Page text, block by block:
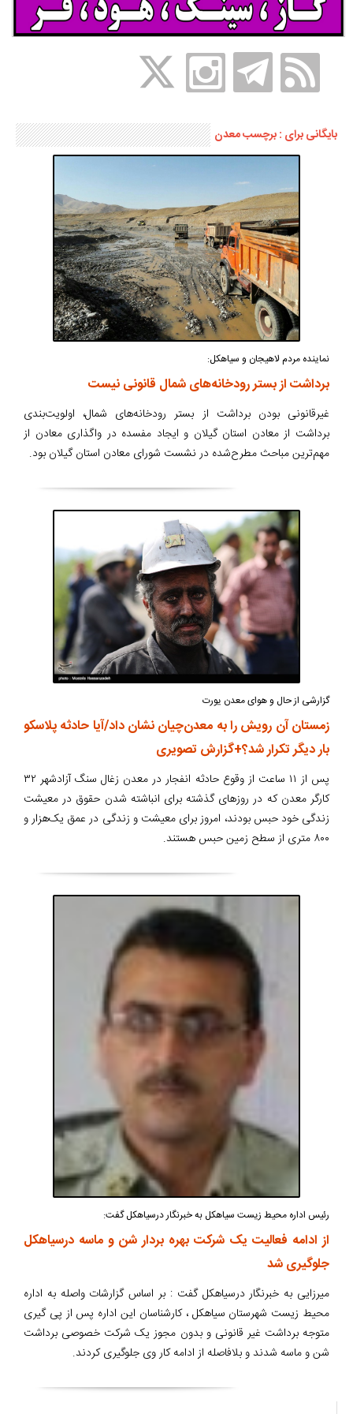
بایگانی برای : برچسب معدن
نماینده مردم لاهیجان و سیاهکل:
برداشت از بستر رودخانه‌های شمال قانونی نیست
غیرقانونی بودن برداشت از بستر رودخانه‌های شمال، اولویت‌بندی
برداشت از معادن استان گیلان و ایجاد مفسده در واگذاری معادن از
مهم‌ترین مباحث مطرح‌شده در نشست شورای معادن استان گیلان بود.
گزارشی از حال و هوای معدن یورت
زمستان آن رویش را به معدن‌چیان نشان داد/آیا حادثه پلاسکو
بار دیگر تکرار شد؟+گزارش تصویری
پس از ۱۱ ساعت از وقوع حادثه انفجار در معدن زغال سنگ آزادشهر ۳۲
کارگر معدن که در روزهای گذشته برای انباشته شدن حقوق در معیشت
زندگی خود حبس بودند، امروز برای معیشت و زندگی در عمق یک‌هزار و
۸۰۰ متری از سطح زمین حبس هستند.
رئیس اداره محیط زیست سیاهکل به خبرنگار درسیاهکل گفت:
از ادامه فعالیت یک شرکت بهره بردار شن و ماسه درسیاهکل
جلوگیری شد
میرزایی به خبرنگار درسیاهکل گفت : بر اساس گزارشات واصله به اداره
محیط زیست شهرستان سیاهکل ، کارشناسان این اداره پس از پی گیری
متوجه برداشت غیر قانونی و بدون مجوز یک شرکت خصوصی برداشت
شن و ماسه شدند و بلافاصله از ادامه کار وی جلوگیری کردند.